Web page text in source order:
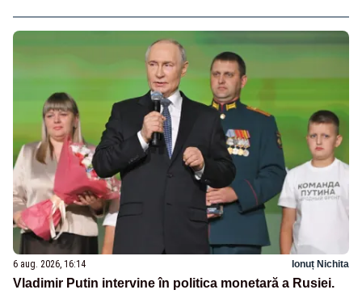
6 aug. 2026, 16:14 Ionuț Nichita
Vladimir Putin intervine în politica monetară a Rusiei.